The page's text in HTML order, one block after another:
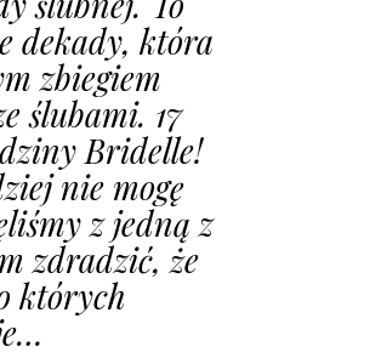
dekady, która
zbiegiem
ślubami. 17
Bridelle!
nie mogę
z jedną z
zdradzić, że
których